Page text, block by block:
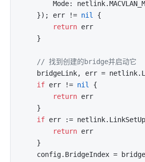
	}); err !=
nil
{
return err
// 找到创建的bridge并启动它
if err != nil
{
return err
if err :=
return err